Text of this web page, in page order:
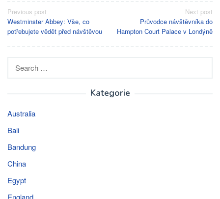
Post
navigation
Previous post
Westminster Abbey: Vše, co
potřebujete vědět před návštěvou
Next post
Průvodce návštěvníka do
Hampton Court Palace v Londýně
Kategorie
Australia
Bali
Bandung
China
Egypt
England